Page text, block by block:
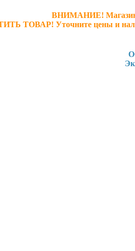
ВНИМАНИЕ! Магазин
ТОВАР! Уточните цены и
ООО